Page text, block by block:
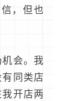
，但也
会。我
同类店
开店两